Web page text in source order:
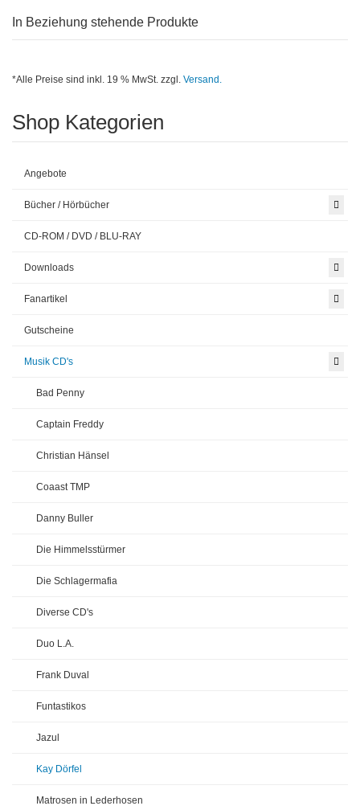
In Beziehung stehende Produkte
*Alle Preise sind inkl. 19 % MwSt. zzgl. Versand.
Shop Kategorien
Angebote
Bücher / Hörbücher
CD-ROM / DVD / BLU-RAY
Downloads
Fanartikel
Gutscheine
Musik CD's
Bad Penny
Captain Freddy
Christian Hänsel
Coaast TMP
Danny Buller
Die Himmelsstürmer
Die Schlagermafia
Diverse CD's
Duo L.A.
Frank Duval
Funtastikos
Jazul
Kay Dörfel
Matrosen in Lederhosen